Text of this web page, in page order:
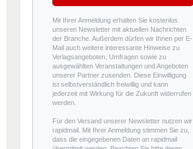
Mit Ihrer Anmeldung erhalten Sie kostenlos
unseren Newsletter mit aktuellen Nachrichten
der Branche. Außerdem dürfen wir Ihnen per E-
Mail auch weitere interessante Hinweise zu
Verlagsangeboten, Umfragen sowie zu
ausgewählten Veranstaltungen und Angeboten
unserer Partner zusenden. Diese Einwilligung
ist selbstverständlich freiwillig und kann
jederzeit mit Wirkung für die Zukunft widerrufen
werden.
Für den Versand unserer Newsletter nutzen wir
rapidmail. Mit Ihrer Anmeldung stimmen Sie zu,
dass die eingegebenen Daten an rapidmail